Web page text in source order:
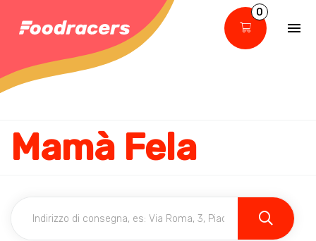
0
Mamà Fela